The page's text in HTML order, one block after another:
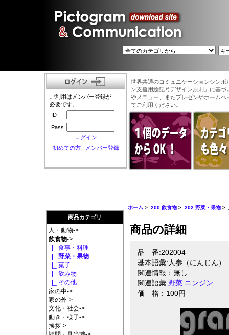
ご利用はメンバー登録が
必要です。
ID
Pass
ログイン
初めての方| メンバー登録
世界共通のコミュニケーションシン
ン支援用絵記号デザイン原則」に基
やメニュー、またプレゼンやホーム
てご利用ください。
商品カテゴリ
人・動物->
飲食物->
|_ 食事・料理
|_ 野菜・果物
|_ 菓子
|_ 飲み物
|_ その他
家の中->
家の外->
文化・社会->
動き・様子->
挨拶->
ホーム >200 飲食物 >202 野菜・果物 >
商品の詳細
品 番:202004
基本語彙:人参（にんじん）
関連情報：無し
関連語彙:野菜 ニンジン
価 格：100円